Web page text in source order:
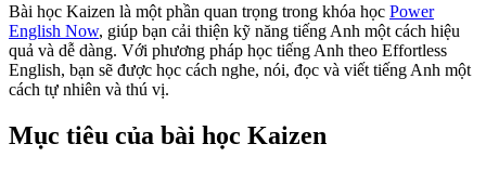
Bài học Kaizen là một phần quan trọng trong khóa học Power
English Now, giúp bạn cải thiện kỹ năng tiếng Anh một cách hiệu
quả và dễ dàng. Với phương pháp học tiếng Anh theo Effortless
English, bạn sẽ được học cách nghe, nói, đọc và viết tiếng Anh một
cách tự nhiên và thú vị.
Mục tiêu của bài học Kaizen